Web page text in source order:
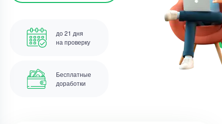
до 21 дня
на проверку
Бесплатные
доработки